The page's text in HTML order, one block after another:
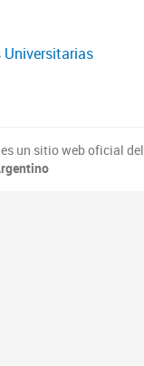
un sitio web oficial del